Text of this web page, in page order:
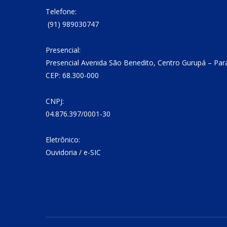
Telefone:
(91) 989030747
Presencial:
Presencial Avenida São Benedito, Centro Gurupá –
CEP: 68.300-000
CNPJ:
04.876.397/0001-30
Eletrônico:
Ouvidoria / e-SIC